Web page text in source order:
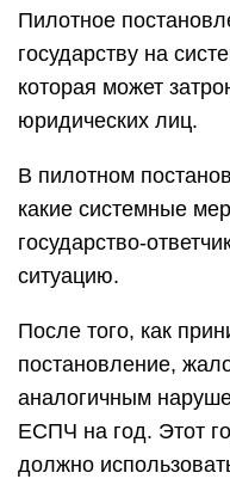
Пилотное
государству на
которая может
юридических лиц.
В пилотном
какие системные
государство-
ситуацию.
После того, как
постановление,
аналогичным
ЕСПЧ на год. Этот
должно